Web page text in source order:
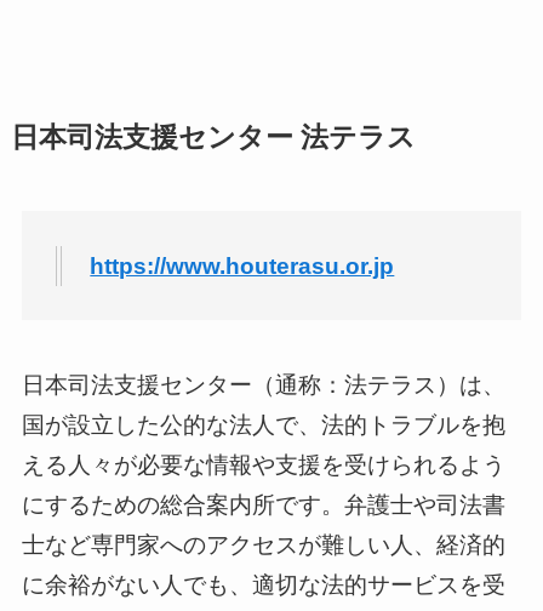
日本司法支援センター 法テラス
https://www.houterasu.or.jp
日本司法支援センター（通称：法テラス）は、
国が設立した公的な法人で、法的トラブルを抱
える人々が必要な情報や支援を受けられるよう
にするための総合案内所です。弁護士や司法書
士など専門家へのアクセスが難しい人、経済的
に余裕がない人でも、適切な法的サービスを受